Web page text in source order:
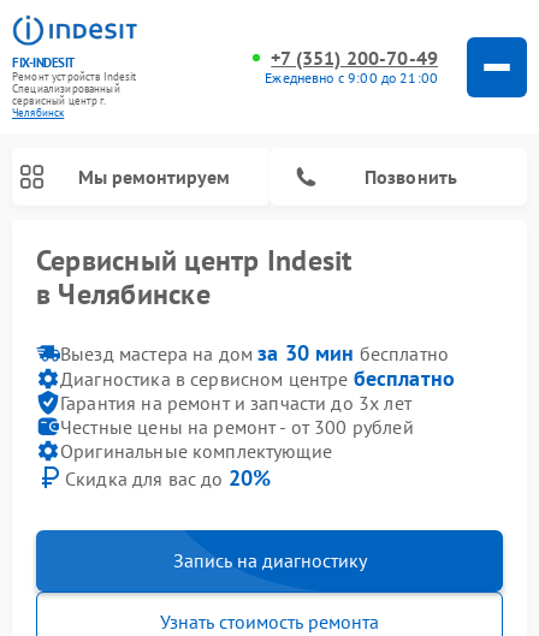
FIX-INDESIT
Ремонт устройств Indesit
Специализированный
cервисный центр г.
Челябинск
+7 (351) 200-70-49
Ежедневно с 9:00 до 21:00
Мы ремонтируем Позвонить
Сервисный центр Indesit
в Челябинске
Выезд мастера на домза 30 мин бесплатно
Диагностика в сервисном центре бесплатно
Гарантия на ремонт и запчасти до 3х лет
Честные цены на ремонт - от 300 рублей
Оригинальные комплектующие
Скидка для вас до 20%
Запись на диагностику
Узнать стоимость ремонта